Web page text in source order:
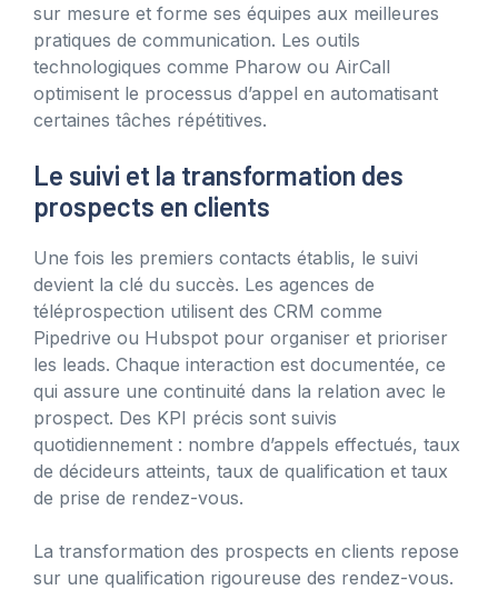
sur mesure et forme ses équipes aux meilleures
pratiques de communication. Les outils
technologiques comme Pharow ou AirCall
optimisent le processus d’appel en automatisant
certaines tâches répétitives.
Le suivi et la transformation des
prospects en clients
Une fois les premiers contacts établis, le suivi
devient la clé du succès. Les agences de
téléprospection utilisent des CRM comme
Pipedrive ou Hubspot pour organiser et prioriser
les leads. Chaque interaction est documentée, ce
qui assure une continuité dans la relation avec le
prospect. Des KPI précis sont suivis
quotidiennement : nombre d’appels effectués, taux
de décideurs atteints, taux de qualification et taux
de prise de rendez-vous.
La transformation des prospects en clients repose
sur une qualification rigoureuse des rendez-vous.